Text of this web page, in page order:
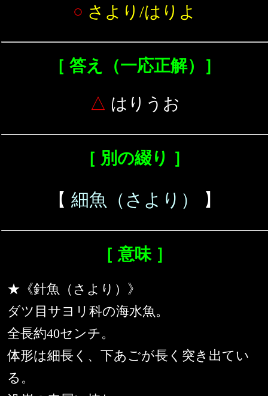
○ さより/はりよ
［ 答え（一応正解）］
△ はりうお
［ 別の綴り ］
【 細魚（さより） 】
［ 意味 ］
★《針魚（さより）》
ダツ目サヨリ科の海水魚。
全長約40センチ。
体形は細長く、下あごが長く突き出てい
る。